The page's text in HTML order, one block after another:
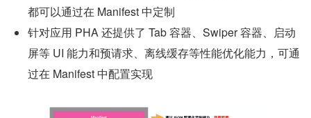
都可以通过在 Manifest 中定制
针对应用 PHA 还提供了 Tab 容器、Swiper 容器、启动
屏等 UI 能力和预请求、离线缓存等性能优化能力，可通
过在 Manifest 中配置实现